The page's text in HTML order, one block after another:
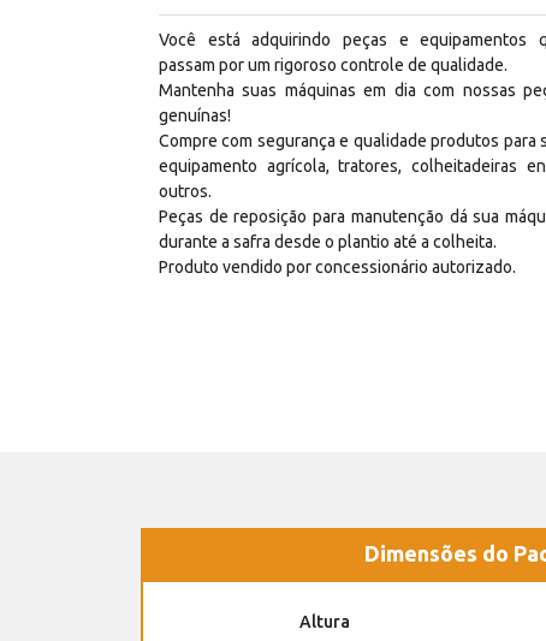
Você está adquirindo peças e equipamentos
passam por um rigoroso controle de qualidade.
Mantenha suas máquinas em dia com nossas
genuínas!
Compre com segurança e qualidade produtos para
equipamento agrícola, tratores, colheitadeiras
outros.
Peças de reposição para manutenção dá sua
durante a safra desde o plantio até a colheita.
Produto vendido por concessionário autorizado.
Dimensões do
Altura